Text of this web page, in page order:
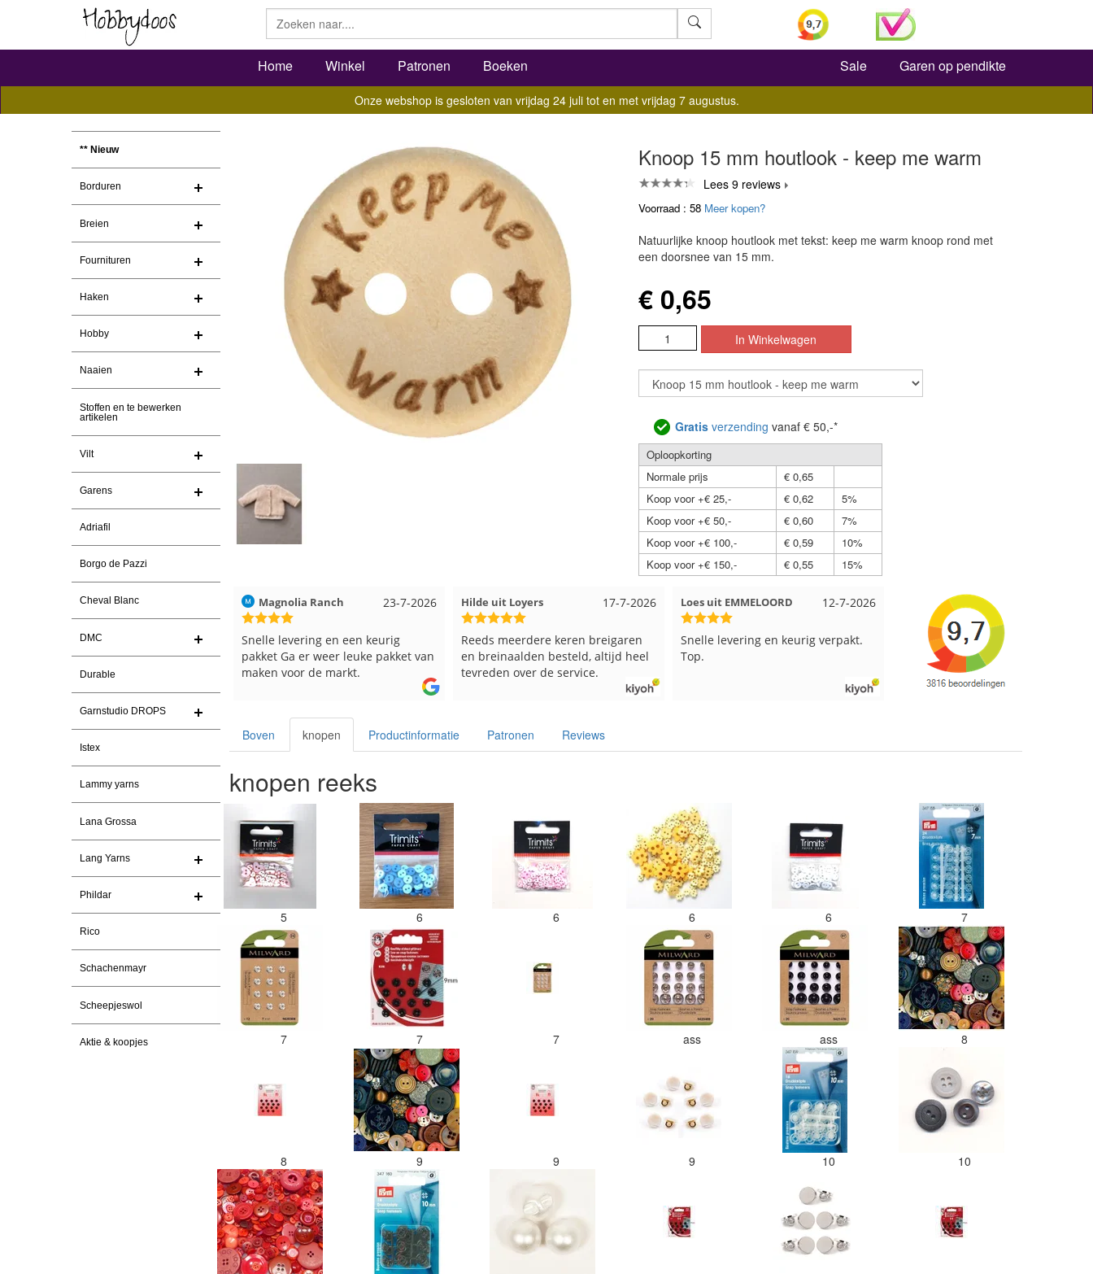
Zoeken
Home Winkel Patronen Boeken Sale Garen op pendikte
Onze webshop is gesloten van vrijdag 24 juli tot en met vrijdag 7 augustus.
** Nieuw
Borduren
Breien
Fournituren
Haken
Hobby
Naaien
Stoffen en te bewerken
artikelen
Vilt
Garens
Adriafil
Borgo de Pazzi
Cheval Blanc
DMC
Durable
Garnstudio DROPS
Istex
Lammy yarns
Lana Grossa
Lang Yarns
Phildar
Rico
Schachenmayr
Scheepjeswol
Aktie & koopjes
Knoop 15 mm houtlook - keep me warm
Lees 9 reviews
Voorraad : 58 Meer kopen?
Natuurlijke knoop houtlook met tekst: keep me warm knoop rond met
een doorsnee van 15 mm.
€ 0,65
Gratisverzending vanaf € 50,-*
Oploopkorting
Normale prijs
€ 0,65
Koop voor +€ 25,-
€ 0,62
5%
Koop voor +€ 50,-
€ 0,60
7%
Koop voor +€ 100,-
€ 0,59
10%
Koop voor +€ 150,-
€ 0,55 15%
Magnolia Ranch
Snelle levering en een keurig
pakket Ga er weer leuke pakket van
maken voor de markt.
17-7-2026
Hilde uit Loyers
Reeds meerdere keren breigaren
en breinaalden besteld, altijd heel
tevreden over de service.
12-7-2026
Loes uit EMMELOORD
Snelle levering en keurig verpakt.
Top.
12-7-2026
Nell uit Beuningen
Goed verpakt en snelgeleverd
Wendy uit Amsterdam
Ruime keus aan viltwol, mooie
kleuren en goede kwaliteit. Snel
verzonden. Enigste wat ik een
beetje jammer vind is dat alles los
een doos gestopt. Geen kleur
welke kleurcode bij welke bol
Had ook 3x 50 gram zwart besteld
maar door de andere bollen zitten
er nu verschillende kleuren vezels
in het zwart. Dat vind ik erg
jammer. Als ik nu wil nabestellen
moet ik maar hopen dat ik de juiste
kleurcode bij de juiste bol heb
gedaan. Misschien een tip om de
kleuren apart in te pakken met een
sticker welke kleur het is?
Desondanks zou ik deze shop zeker
wel aanbevelen wat betreft de
viltwol. Goede prijs/kwaliteit
verhouding.
Boven knopen Productinformatie Patronen Reviews
knopen reeks
5 6 6 6 6 7
7 7 7 ass ass 8
8 9 9 9 10 10